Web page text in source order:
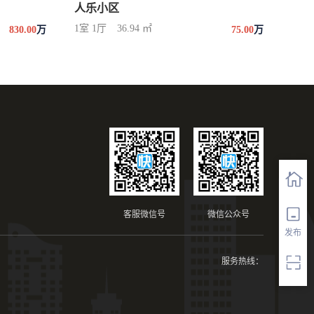
发布
830.00万
人乐小区
1室 1厅 36.94 ㎡ 75.00万
微信公众号
客服微信号
服务热线：